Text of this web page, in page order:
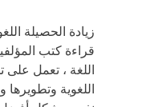
زيادة الحصيلة
قراءة كتب
اللغة ، تعمل
اللغوية